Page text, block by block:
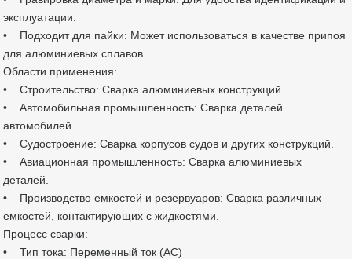
эксплуатации.
• Подходит для пайки: Может использоваться в качестве припоя
для алюминиевых сплавов.
Области применения:
• Строительство: Сварка алюминиевых конструкций.
• Автомобильная промышленность: Сварка деталей
автомобилей.
• Судостроение: Сварка корпусов судов и других конструкций.
• Авиационная промышленность: Сварка алюминиевых
деталей.
• Производство емкостей и резервуаров: Сварка различных
емкостей, контактирующих с жидкостями.
Процесс сварки:
• Тип тока: Переменный ток (AC)